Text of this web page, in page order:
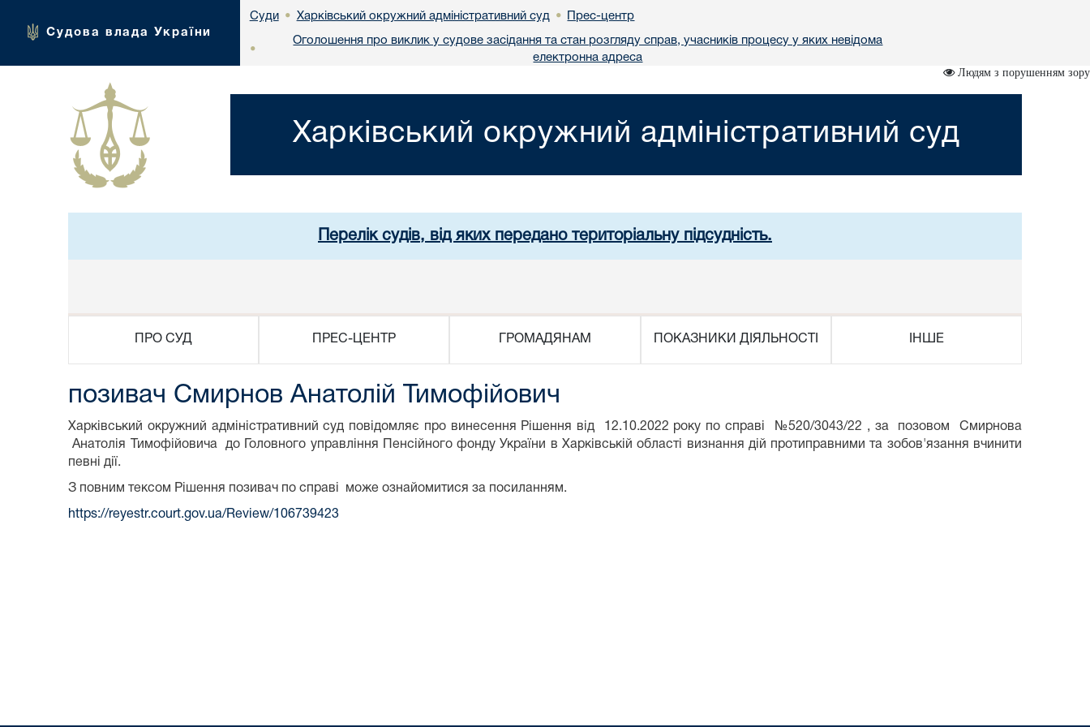
Судова влада України
Суди • Харківський окружний адміністративний суд • Прес-центр
•
Оголошення про виклик у судове засідання та стан розгляду справ, учасників процесу у яких невідома
електронна адреса
Людям з порушенням зору
Харківський окружний адміністративний суд
Перелік судів, від яких передано територіальну підсудність.
ПРО СУД ПРЕС-ЦЕНТР ГРОМАДЯНАМ ПОКАЗНИКИ ДІЯЛЬНОСТІ ІНШЕ
позивач Смирнов Анатолій Тимофійович
Харківський окружний адміністративний суд повідомляє про винесення Рішення від 12.10.2022 року по справі №520/3043/22 , за позовом Смирнова
Анатолія Тимофійовича до Головного управління Пенсійного фонду України в Харківській області визнання дій протиправними та зобов'язання вчинити
певні дії.
З повним тексом Рішення позивач по справі може ознайомитися за посиланням.
https://reyestr.court.gov.ua/Review/106739423